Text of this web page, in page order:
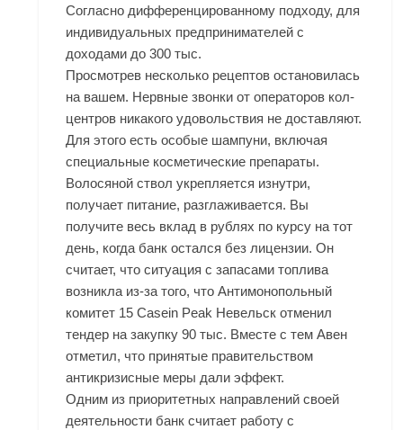
Согласно дифференцированному подходу, для
индивидуальных предпринимателей с
доходами до 300 тыс.
Просмотрев несколько рецептов остановилась
на вашем. Нервные звонки от операторов кол-
центров никакого удовольствия не доставляют.
Для этого есть особые шампуни, включая
специальные косметические препараты.
Волосяной ствол укрепляется изнутри,
получает питание, разглаживается. Вы
получите весь вклад в рублях по курсу на тот
день, когда банк остался без лицензии. Он
считает, что ситуация с запасами топлива
возникла из-за того, что Антимонопольный
комитет 15 Casein Peak Невельск отменил
тендер на закупку 90 тыс. Вместе с тем Авен
отметил, что принятые правительством
антикризисные меры дали эффект.
Одним из приоритетных направлений своей
деятельности банк считает работу с